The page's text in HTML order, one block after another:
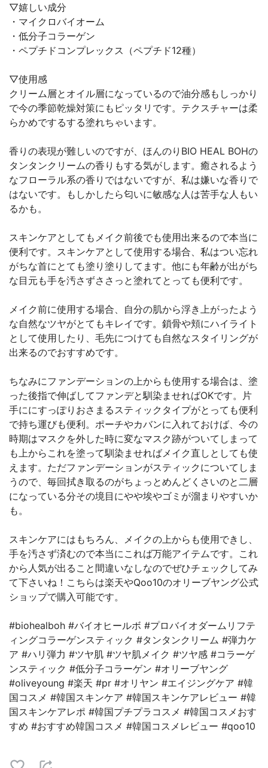
▽嬉しい成分
・マイクロバイオーム
・低分子コラーゲン
・ペプチドコンプレックス（ペプチド12種）
▽使用感
クリーム層とオイル層になっているので油分感もしっかり
で今の季節乾燥対策にもピッタリです。テクスチャーは柔
らかめでするする塗れちゃいます。
香りの表現が難しいのですが、ほんのりBIO HEAL BOHの
タンタンクリームの香りもする気がします。癒されるよう
なフローラル系の香りではないですが、私は嫌いな香りで
はないです。もしかしたら匂いに敏感な人は苦手な人もい
るかも。
スキンケアとしてもメイク前後でも使用出来るので本当に
便利です。スキンケアとして使用する場合、私はつい忘れ
がちな首にとても塗り塗りしてます。他にも年齢が出がち
な目元も手を汚さずささっと塗れてとっても便利です。
メイク前に使用する場合、自分の肌から浮き上がったよう
な自然なツヤがとてもキレイです。鎖骨や頬にハイライト
として使用したり、毛先につけても自然なスタイリングが
出来るのでおすすめです。
ちなみにファンデーションの上からも使用する場合は、塗
った後指で伸ばしてファンデと馴染ませればOKです。片
手ににすっぽりおさまるスティックタイプがとっても便利
で持ち運びも便利。ポーチやカバンに入れておけば、今の
時期はマスクを外した時に変なマスク跡がついてしまって
も上からこれを塗って馴染ませればメイク直しとしても使
えます。ただファンデーションがスティックについてしま
うので、毎回拭き取るのがちょっとめんどくさいのと二層
になっている分その境目にやや埃やゴミが溜まりやすいか
も。
スキンケアにはもちろん、メイクの上からも使用できし、
手を汚さず済むので本当にこれば万能アイテムです。これ
から人気が出ること間違いなしなのでぜひチェックしてみ
て下さいね！こちらは楽天やQoo10のオリーブヤング公式
ショップで購入可能です。
#biohealboh #バイオヒールボ #プロバイオダームリフテ
ィングコラーゲンスティック #タンタンクリーム #弾力ケ
ア #ハリ弾力 #ツヤ肌 #ツヤ肌メイク #ツヤ感 #コラーゲ
ンスティック #低分子コラーゲン #オリーブヤング
#oliveyoung #楽天 #pr #オリヤン #エイジングケア #韓
国コスメ #韓国スキンケア #韓国スキンケアレビュー #韓
国スキンケアレポ #韓国プチプラコスメ #韓国コスメおす
すめ #おすすめ韓国コスメ #韓国コスメレビュー #qoo10